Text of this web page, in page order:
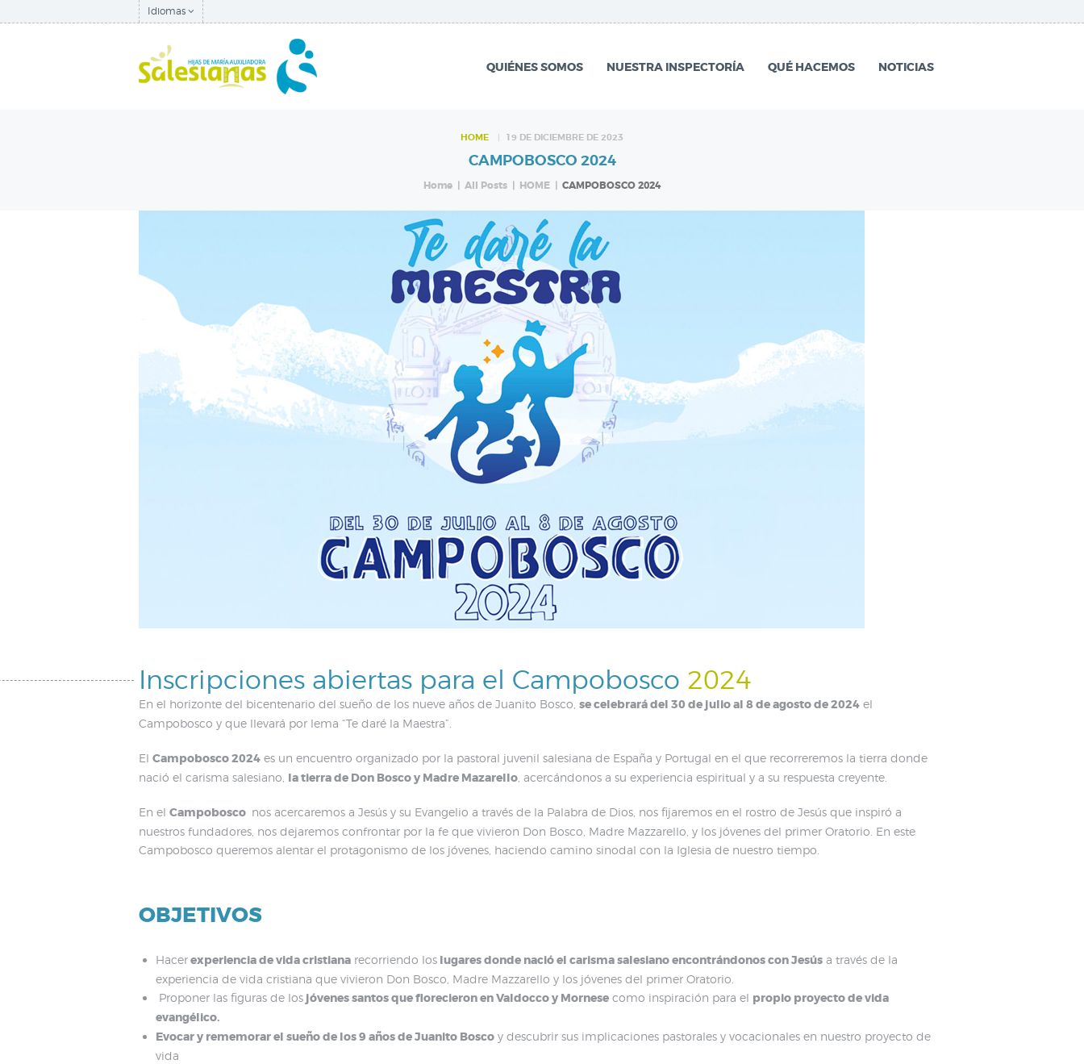
Idiomas
QUIÉNES SOMOS NUESTRA INSPECTORÍA QUÉ HACEMOS NOTICIAS
HOME 19 DE DICIEMBRE DE 2023
CAMPOBOSCO 2024
Home All Posts HOME CAMPOBOSCO 2024
QUIÉNES SOMOS
NUESTRA
QUÉ HACEMOS
NOTICIAS
Inscripciones abiertas para el Campobosco 2024
En el horizonte del bicentenario del sueño de los nueve años de Juanito Bosco, se celebrará del 30 de julio al 8 de agosto de 2024 el
Campobosco y que llevará por lema “Te daré la Maestra”.
El Campobosco 2024 es un encuentro organizado por la pastoral juvenil salesiana de España y Portugal en el que recorreremos la tierra donde
nació el carisma salesiano, la tierra de Don Bosco y Madre Mazarello , acercándonos a su experiencia espiritual y a su respuesta creyente.
En el Campobosco nos acercaremos a Jesús y su Evangelio a través de la Palabra de Dios, nos fijaremos en el rostro de Jesús que inspiró a
nuestros fundadores, nos dejaremos confrontar por la fe que vivieron Don Bosco, Madre Mazzarello, y los jóvenes del primer Oratorio. En este
Campobosco queremos alentar el protagonismo de los jóvenes, haciendo camino sinodal con la Iglesia de nuestro tiempo.
OBJETIVOS
Hacerexperiencia de vida cristiana recorriendo los lugares donde nació el carisma salesiano encontrándonos con Jesús a través de la
experiencia de vida cristiana que vivieron Don Bosco, Madre Mazzarello y los jóvenes del primer Oratorio.
Proponer las figuras de los jóvenes santos que florecieron en Valdocco y Mornese como inspiración para el propio proyecto de vida
evangélico.
Evocar y rememorar el sueño de los 9 años de Juanito Bosco y descubrir sus implicaciones pastorales y vocacionales en nuestro proyecto de
vida